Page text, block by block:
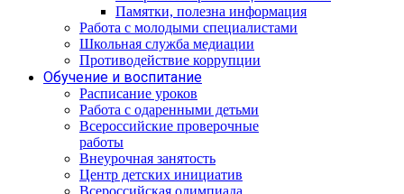
Памятки, полезна информация
Работа с молодыми специалистами
Школьная служба медиации
Противодействие коррупции
Обучение и воспитание
Расписание уроков
Работа с одаренными детьми
Всероссийские проверочные
работы
Внеурочная занятость
Центр детских инициатив
Всероссийская олимпиада